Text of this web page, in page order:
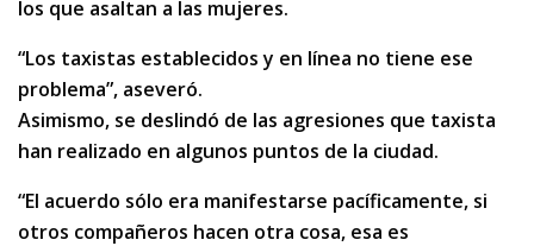
los que asaltan a las mujeres.
“Los taxistas establecidos y en línea no tiene ese
problema”, aseveró.
Asimismo, se deslindó de las agresiones que taxista
han realizado en algunos puntos de la ciudad.
“El acuerdo sólo era manifestarse pacíficamente, si
otros compañeros hacen otra cosa, esa es